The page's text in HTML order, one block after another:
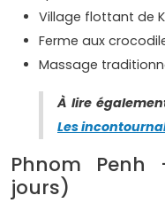
Village flottant de
Ferme aux
Massage
À lire
Les
Phnom
jours)